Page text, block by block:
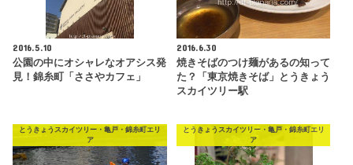
2016.5.10
公園の中にオシャレなオアシス発
見！錦糸町「ささやカフェ」
2016.6.30
焼きそばのつけ麺があるの知って
た？「東京焼きそば」とうきょう
スカイツリー駅
とうきょうスカイツリー・亀戸・錦糸町エリ
ア
とうきょうスカイツリー・亀戸・錦糸町エリ
ア